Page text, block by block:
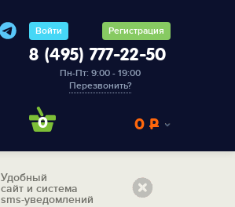
Войти Регистрация
8 (495) 777-22-50
Пн-Пт: 9:00 - 19:00
Перезвонить?
0 0 Р
Удобный
сайт и система
sms-уведомлений